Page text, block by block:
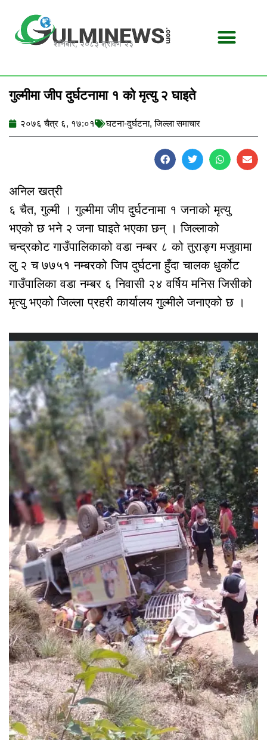
content
शनिबार, २०८३ श्रावण २३
गुल्मीमा जीप दुर्घटनामा १ को मृत्यु २ घाइते
२०७६ चैत्र ६, १७:०१ घटना-दुर्घटना,जिल्ला समाचार
अनिल खत्री
६ चैत, गुल्मी । गुल्मीमा जीप दुर्घटनामा १ जनाको मृत्यु
भएको छ भने २ जना घाइते भएका छन् । जिल्लाको
चन्द्रकोट गाउँपालिकाको वडा नम्बर ८ को तुराङ्ग मजुवामा
लु २ च ७७५१ नम्बरको जिप दुर्घटना हुँदा चालक धुर्कोट
गाउँपालिका वडा नम्बर ६ निवासी २४ वर्षिय मनिस जिसीको
मृत्यु भएको जिल्ला प्रहरी कार्यालय गुल्मीले जनाएको छ ।